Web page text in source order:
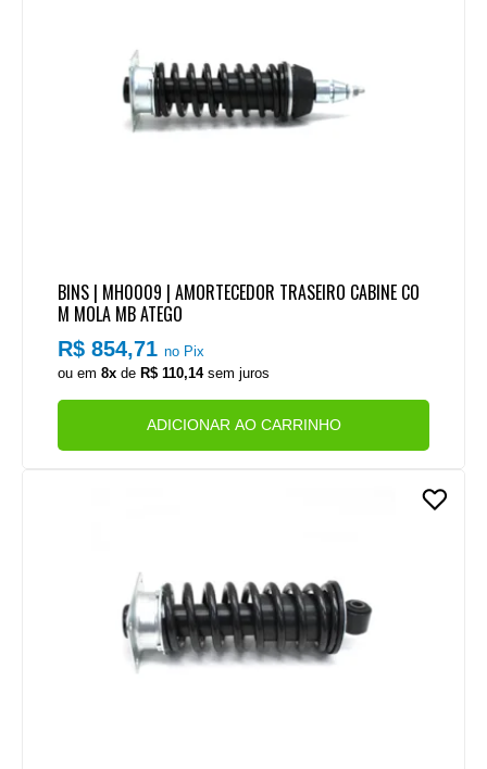
BINS | MH0009 | AMORTECEDOR TRASEIRO CABINE CO
M MOLA MB ATEGO
R$ 854,71no Pix
ou em8x de R$ 110,14sem juros
ADICIONAR AO CARRINHO